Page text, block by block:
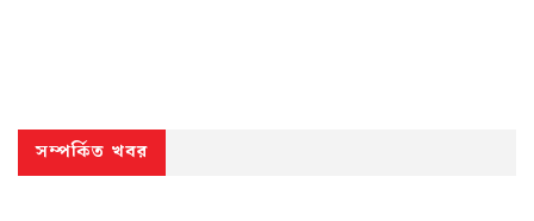
সম্পর্কিত খবর